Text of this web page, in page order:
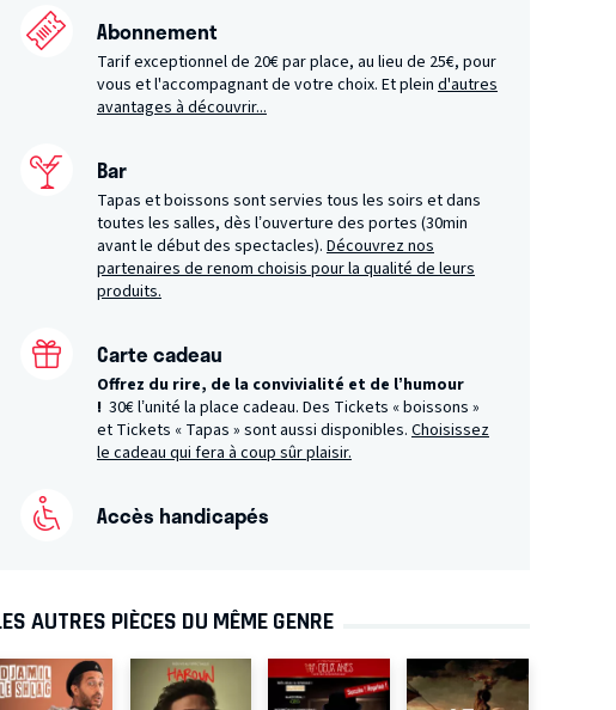
Abonnement
Tarif exceptionnel de 20€ par place, au lieu de 25€, pour
vous et l'accompagnant de votre choix. Et plein d'autres
avantages à découvrir...
Bar
Tapas et boissons sont servies tous les soirs et dans
toutes les salles, dès l’ouverture des portes (30min
avant le début des spectacles). Découvrez nos
partenaires de renom choisis pour la qualité de leurs
produits.
Carte cadeau
Offrez du rire, de la convivialité et de l’humour
! 30€ l’unité la place cadeau. Des Tickets « boissons »
et Tickets « Tapas » sont aussi disponibles. Choisissez
le cadeau qui fera à coup sûr plaisir.
Accès handicapés
AUTRES PIÈCES DU MÊME GENRE